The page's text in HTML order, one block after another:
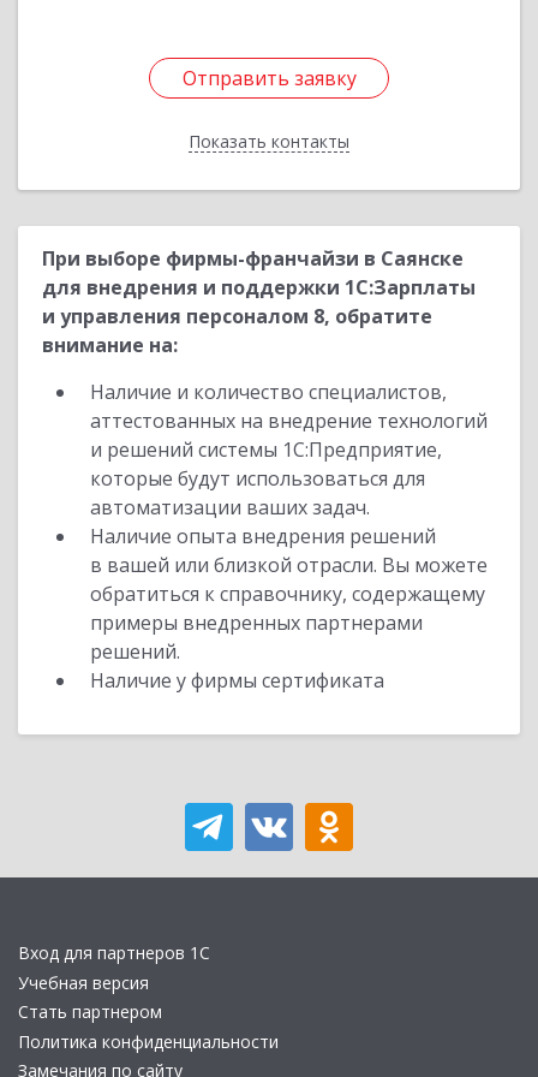
Отправить заявку
Показать контакты
Отправить заявку
Назад
При выборе фирмы-франчайзи в Саянске
для внедрения и поддержки 1С:Зарплаты
и управления персоналом 8, обратите
внимание на:
Наличие и количество специалистов,
аттестованных на внедрение технологий
и решений системы 1С:Предприятие,
которые будут использоваться для
автоматизации ваших задач.
Наличие опыта внедрения решений
в вашей или близкой отрасли. Вы можете
обратиться к справочнику, содержащему
примеры внедренных партнерами
решений.
Наличие у фирмы сертификата
Вход для партнеров 1С
Учебная версия
Стать партнером
Политика конфиденциальности
Замечания по сайту